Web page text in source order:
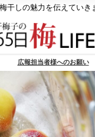
梅干しの魅力を伝えていき
広報担当者様へのお願い